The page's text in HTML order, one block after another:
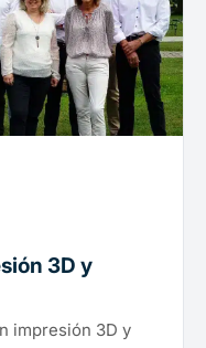
3D y
impresión 3D y